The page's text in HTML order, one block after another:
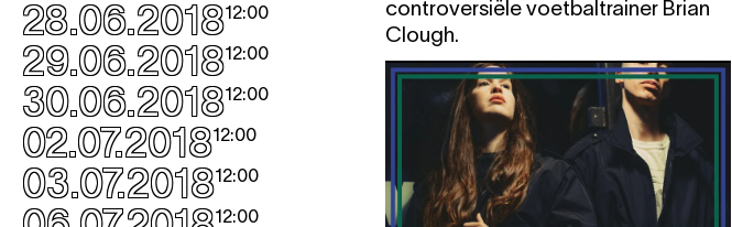
28.06.201812:00
29.06.201812:00
30.06.201812:00
02.07.201812:00
03.07.201812:00
12:00
controversiële voetbaltrainer Brian
Clough.